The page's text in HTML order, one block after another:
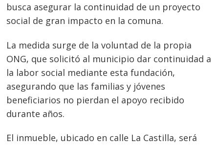
busca asegurar la continuidad de un proyecto
social de gran impacto en la comuna.
La medida surge de la voluntad de la propia
ONG, que solicitó al municipio dar continuidad a
la labor social mediante esta fundación,
asegurando que las familias y jóvenes
beneficiarios no pierdan el apoyo recibido
durante años.
El inmueble, ubicado en calle La Castilla, será